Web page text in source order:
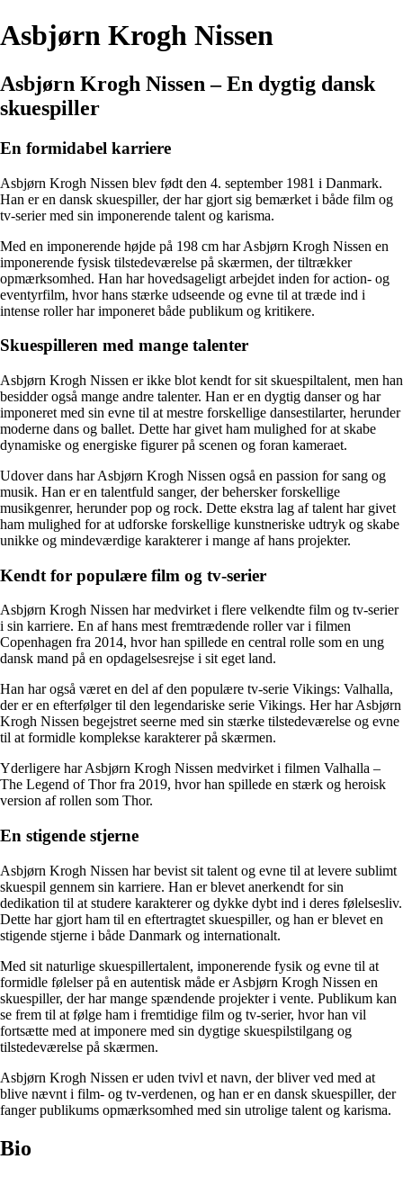
Asbjørn Krogh Nissen
Asbjørn Krogh Nissen – En dygtig dansk
skuespiller
En formidabel karriere
Asbjørn Krogh Nissen blev født den 4. september 1981 i Danmark.
Han er en dansk skuespiller, der har gjort sig bemærket i både film og
tv-serier med sin imponerende talent og karisma.
Med en imponerende højde på 198 cm har Asbjørn Krogh Nissen en
imponerende fysisk tilstedeværelse på skærmen, der tiltrækker
opmærksomhed. Han har hovedsageligt arbejdet inden for action- og
eventyrfilm, hvor hans stærke udseende og evne til at træde ind i
intense roller har imponeret både publikum og kritikere.
Skuespilleren med mange talenter
Asbjørn Krogh Nissen er ikke blot kendt for sit skuespiltalent, men han
besidder også mange andre talenter. Han er en dygtig danser og har
imponeret med sin evne til at mestre forskellige dansestilarter, herunder
moderne dans og ballet. Dette har givet ham mulighed for at skabe
dynamiske og energiske figurer på scenen og foran kameraet.
Udover dans har Asbjørn Krogh Nissen også en passion for sang og
musik. Han er en talentfuld sanger, der behersker forskellige
musikgenrer, herunder pop og rock. Dette ekstra lag af talent har givet
ham mulighed for at udforske forskellige kunstneriske udtryk og skabe
unikke og mindeværdige karakterer i mange af hans projekter.
Kendt for populære film og tv-serier
Asbjørn Krogh Nissen har medvirket i flere velkendte film og tv-serier
i sin karriere. En af hans mest fremtrædende roller var i filmen
Copenhagen fra 2014, hvor han spillede en central rolle som en ung
dansk mand på en opdagelsesrejse i sit eget land.
Han har også været en del af den populære tv-serie Vikings: Valhalla,
der er en efterfølger til den legendariske serie Vikings. Her har Asbjørn
Krogh Nissen begejstret seerne med sin stærke tilstedeværelse og evne
til at formidle komplekse karakterer på skærmen.
Yderligere har Asbjørn Krogh Nissen medvirket i filmen Valhalla –
The Legend of Thor fra 2019, hvor han spillede en stærk og heroisk
version af rollen som Thor.
En stigende stjerne
Asbjørn Krogh Nissen har bevist sit talent og evne til at levere sublimt
skuespil gennem sin karriere. Han er blevet anerkendt for sin
dedikation til at studere karakterer og dykke dybt ind i deres følelsesliv.
Dette har gjort ham til en eftertragtet skuespiller, og han er blevet en
stigende stjerne i både Danmark og internationalt.
Med sit naturlige skuespillertalent, imponerende fysik og evne til at
formidle følelser på en autentisk måde er Asbjørn Krogh Nissen en
skuespiller, der har mange spændende projekter i vente. Publikum kan
se frem til at følge ham i fremtidige film og tv-serier, hvor han vil
fortsætte med at imponere med sin dygtige skuespilstilgang og
tilstedeværelse på skærmen.
Asbjørn Krogh Nissen er uden tvivl et navn, der bliver ved med at
blive nævnt i film- og tv-verdenen, og han er en dansk skuespiller, der
fanger publikums opmærksomhed med sin utrolige talent og karisma.
Bio